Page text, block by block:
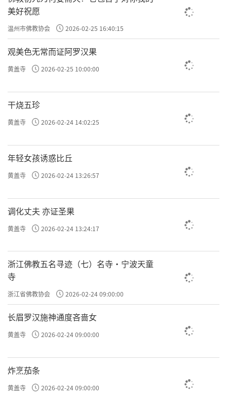
美好祝愿
温州市佛教协会 2026-02-25 16:40:15
观美色无常而证阿罗汉果
黄盖寺 2026-02-25 10:00:00
干烧五珍
黄盖寺 2026-02-24 14:02:25
年轻女孩诱惑比丘
黄盖寺 2026-02-24 13:26:57
调化丈夫 亦证圣果
黄盖寺 2026-02-24 13:24:17
浙江佛教五名寻迹（七）名寺·宁波天童
寺
浙江省佛教协会 2026-02-24 09:00:00
长眉罗汉施神通度吝啬女
黄盖寺 2026-02-24 09:00:00
炸烹茄条
黄盖寺 2026-02-24 09:00:00